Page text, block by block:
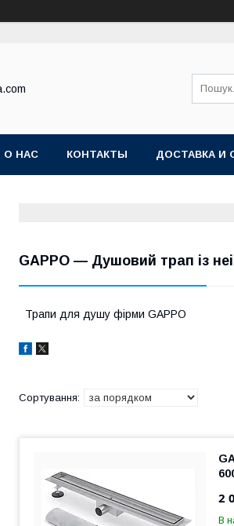
О НАС КОНТАКТЫ ДОСТАВКА И
GAPPO — Душовий трап із
Трапи для душу фірми GAPPO
2
В